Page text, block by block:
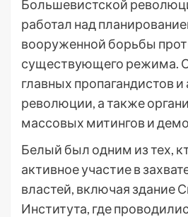
Большевистской
работал над
вооруженной борьбы
существующего режима.
главных пропагандистов и
революции, а также
массовых митингов и
Белый был одним из тех,
активное участие в
властей, включая здание
Института, где